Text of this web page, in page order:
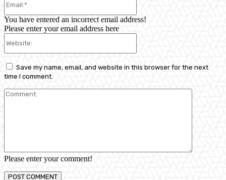
Please enter your comment!
You have entered an incorrect email address!
Please enter your email address here
Save my name, email, and website in this browser for the next
time I comment.